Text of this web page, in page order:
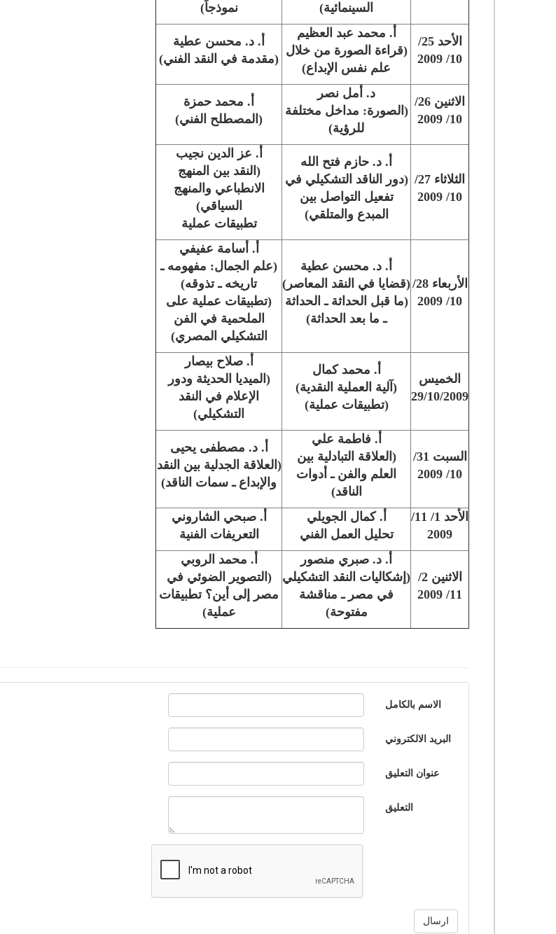
السينمائية)
نموذجاً)
الأحد 25/
10/ 2009
أ. محمد عبد العظيم
(قراءة الصورة من خلال
علم نفس الإبداع)
أ. د. محسن عطية
(مقدمة في النقد الفني)
الاثنين 26/
10/ 2009
د. أمل نصر
(الصورة: مداخل مختلفة
للرؤية)
أ. محمد حمزة
(المصطلح الفني)
الثلاثاء 27/
10/ 2009
أ. د. حازم فتح الله
(دور الناقد التشكيلي في
تفعيل التواصل بين
المبدع والمتلقي)
أ. عز الدين نجيب
(النقد بين المنهج
الانطباعي والمنهج
السياقي)
تطبيقات عملية
الأربعاء 28/
10/ 2009
أ. د. محسن عطية
(قضايا في النقد المعاصر)
(ما قبل الحداثة ـ الحداثة
ـ ما بعد الحداثة)
أ. أسامة عفيفي
(علم الجمال: مفهومه ـ
تاريخه ـ تذوقه)
(تطبيقات عملية على
الملحمية في الفن
التشكيلي المصري)
الخميس
29/10/2009
أ. محمد كمال
(آلية العملية النقدية)
(تطبيقات عملية)
أ. صلاح بيصار
(الميديا الحديثة ودور
الإعلام في النقد
التشكيلي)
السبت 31/
10/ 2009
أ. فاطمة علي
(العلاقة التبادلية بين
العلم والفن ـ أدوات
الناقد)
أ. د. مصطفى يحيى
(العلاقة الجدلية بين النقد
والإبداع ـ سمات الناقد)
الأحد 1/ 11/
2009
أ. كمال الجويلي
تحليل العمل الفني
أ. صبحي الشاروني
التعريفات الفنية
الاثنين 2/
11/ 2009
أ. د. صبري منصور
(إشكاليات النقد التشكيلي
في مصر ـ مناقشة
مفتوحة)
أ. محمد الروبي
(التصوير الضوئي في
مصر إلى أين؟ تطبيقات
عملية)
الاسم بالكامل
البريد الالكتروني
عنوان التعليق
التعليق
ارسال